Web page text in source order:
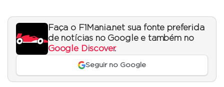
Faça o F1Mania.net sua fonte preferida
de notícias no Google e também no
Google Discover.
Seguir no Google